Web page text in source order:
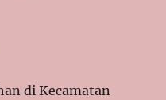
di Kecamatan